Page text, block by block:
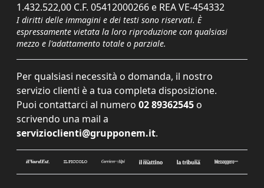
1.432.522,00 C.F. 05412000266 e REA VE-454332
I diritti delle immagini e dei testi sono riservati. È
espressamente vietata la loro riproduzione con qualsiasi
mezzo e l'adattamento totale o parziale.
Per qualsiasi necessità o domanda, il nostro
servizio clienti è a tua completa disposizione.
Puoi contattarci al numero 02 89362545 o
scrivendo una mail a
servizioclienti@grupponem.it.